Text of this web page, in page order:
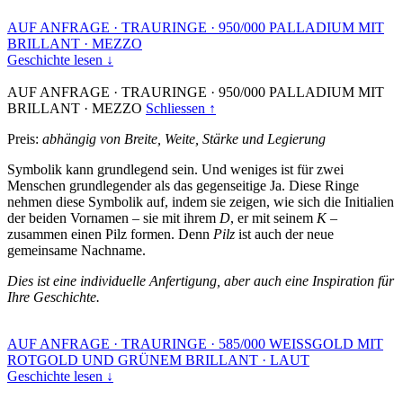
AUF ANFRAGE · TRAURINGE · 950/000 PALLADIUM MIT
BRILLANT · MEZZO
Geschichte lesen ↓
AUF ANFRAGE · TRAURINGE · 950/000 PALLADIUM MIT
BRILLANT · MEZZO Schliessen ↑
Preis: abhängig von Breite, Weite, Stärke und Legierung
Symbolik kann grundlegend sein. Und weniges ist für zwei
Menschen grundlegender als das gegenseitige Ja. Diese Ringe
nehmen diese Symbolik auf, indem sie zeigen, wie sich die Initialien
der beiden Vornamen – sie mit ihrem D, er mit seinem K–
zusammen einen Pilz formen. Denn Pilz ist auch der neue
gemeinsame Nachname.
Dies ist eine individuelle Anfertigung, aber auch eine Inspiration für
Ihre Geschichte.
AUF ANFRAGE · TRAURINGE · 585/000 WEISSGOLD MIT
ROTGOLD UND GRÜNEM BRILLANT · LAUT
Geschichte lesen ↓